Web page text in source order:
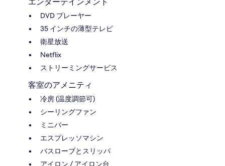
DVD プレーヤー
35 インチの薄型テレビ
衛星放送
Netflix
ストリーミングサービス
客室のアメニティ
冷房 (温度調節可)
シーリングファン
ミニバー
エスプレッソマシン
バスローブとスリッパ
アイロン / アイロン台